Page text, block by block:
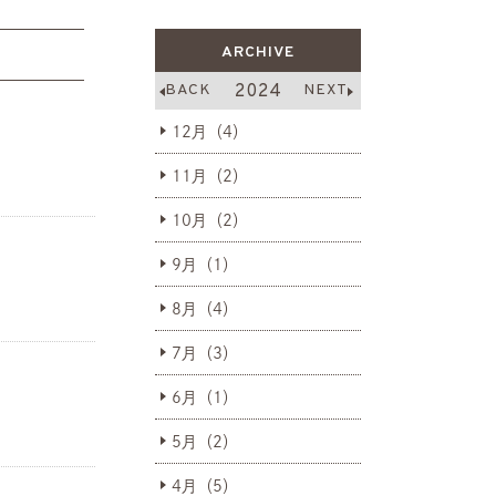
ARCHIVE
BACK
2024 NEXT
12月（4）
11月（2）
10月（2）
9月（1）
8月（4）
7月（3）
6月（1）
5月（2）
4月（5）